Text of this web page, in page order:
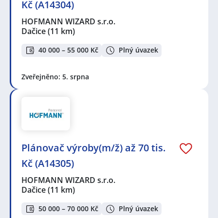
Kč (A14304)
HOFMANN WIZARD s.r.o.
Dačice(11 km)
40 000 – 55 000 Kč Plný úvazek
Zveřejněno: 5. srpna
Plánovač výroby(m/ž) až 70 tis.
Kč (A14305)
HOFMANN WIZARD s.r.o.
Dačice(11 km)
50 000 – 70 000 Kč Plný úvazek